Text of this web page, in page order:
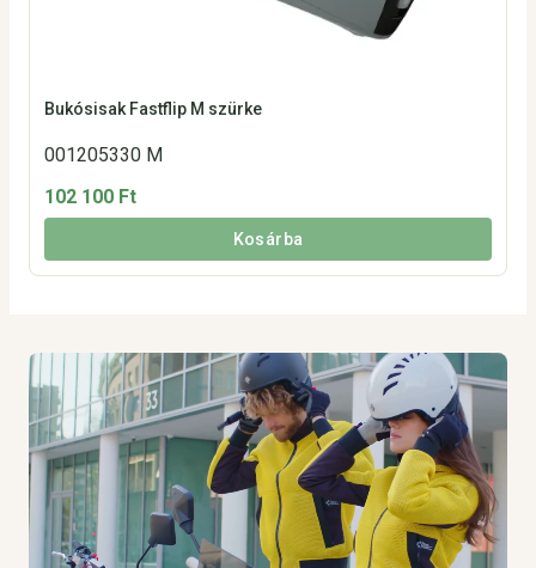
Bukósisak Fastflip M szürke
001205330 M
102 100 Ft
Kosárba